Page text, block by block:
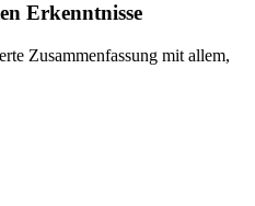
Erkenntnisse
Zusammenfassung mit allem,